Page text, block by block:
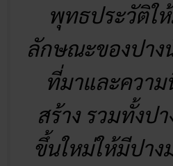
พุทธประวัติใ
ลักษณะของปาง
ที่มาและความ
สร้าง รวมทั้งป
ขึ้นใหม่ให้มีปาง